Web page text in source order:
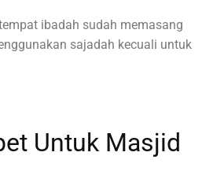
ibadah sudah memasang
sajadah kecuali untuk
Untuk Masjid